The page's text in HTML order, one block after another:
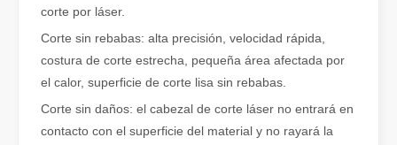
corte por láser.
Corte sin rebabas: alta precisión, velocidad rápida,
costura de corte estrecha, pequeña área afectada por
el calor, superficie de corte lisa sin rebabas.
Corte sin daños: el cabezal de corte láser no entrará en
contacto con el superficie del material y no rayará la